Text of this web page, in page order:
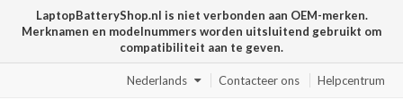
LaptopBatteryShop.nl is niet verbonden aan OEM-merken.
Merknamen en modelnummers worden uitsluitend gebruikt om
compatibiliteit aan te geven.
Nederlands Contacteer ons Helpcentrum